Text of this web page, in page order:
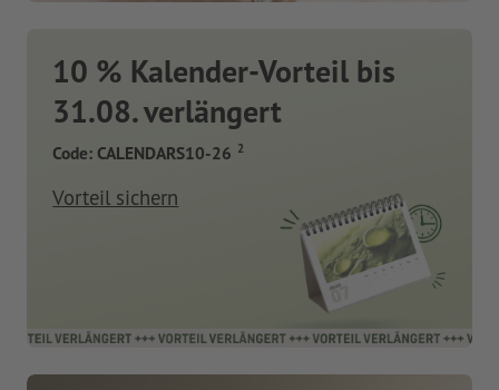
10 % Kalender-Vorteil bis
31.08. verlängert
Code: CALENDARS10-26 2
Vorteil sichern